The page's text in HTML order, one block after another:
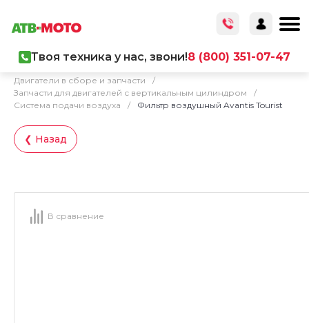
Твоя техника у нас, звони!8 (800) 351-07-47
Двигатели в сборе и запчасти
/
Запчасти для двигателей с вертикальным цилиндром
/
Система подачи воздуха
/ Фильтр воздушный Avantis Tourist
❮ Назад
В сравнение